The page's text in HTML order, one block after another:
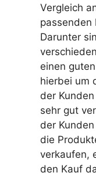
Vergleich
passenden
Darunter
einen
hierbei um
der
sehr gut
der
die
verkaufen,
den Kauf